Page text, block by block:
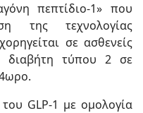
πεπτίδιο-1» που
της τεχνολογίας
σε ασθενείς
διαβήτη τύπου 2 σε
GLP-1 με ομολογία